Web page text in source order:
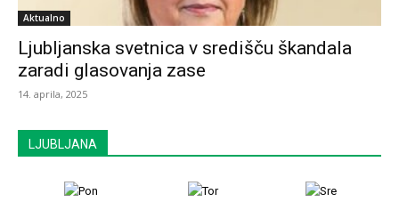
Aktualno
Ljubljanska svetnica v središču škandala
zaradi glasovanja zase
14. aprila, 2025
LJUBLJANA